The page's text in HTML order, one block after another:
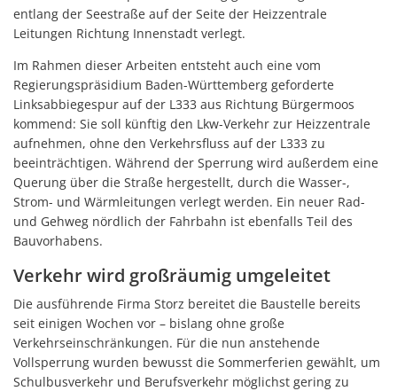
entlang der Seestraße auf der Seite der Heizzentrale
Leitungen Richtung Innenstadt verlegt.
Im Rahmen dieser Arbeiten entsteht auch eine vom
Regierungspräsidium Baden-Württemberg geforderte
Linksabbiegespur auf der L333 aus Richtung Bürgermoos
kommend: Sie soll künftig den Lkw-Verkehr zur Heizzentrale
aufnehmen, ohne den Verkehrsfluss auf der L333 zu
beeinträchtigen. Während der Sperrung wird außerdem eine
Querung über die Straße hergestellt, durch die Wasser-,
Strom- und Wärmleitungen verlegt werden. Ein neuer Rad-
und Gehweg nördlich der Fahrbahn ist ebenfalls Teil des
Bauvorhabens.
Verkehr wird großräumig umgeleitet
Die ausführende Firma Storz bereitet die Baustelle bereits
seit einigen Wochen vor – bislang ohne große
Verkehrseinschränkungen. Für die nun anstehende
Vollsperrung wurden bewusst die Sommerferien gewählt, um
Schulbusverkehr und Berufsverkehr möglichst gering zu